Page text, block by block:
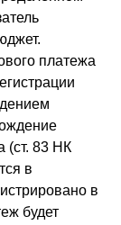
платежа
(ст. 83 НК
в
в
будет